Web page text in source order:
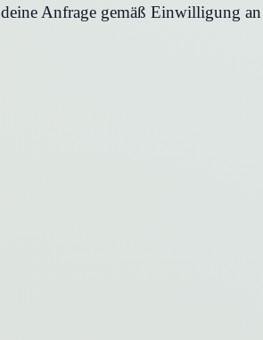
Anfrage gemäß Einwilligung an